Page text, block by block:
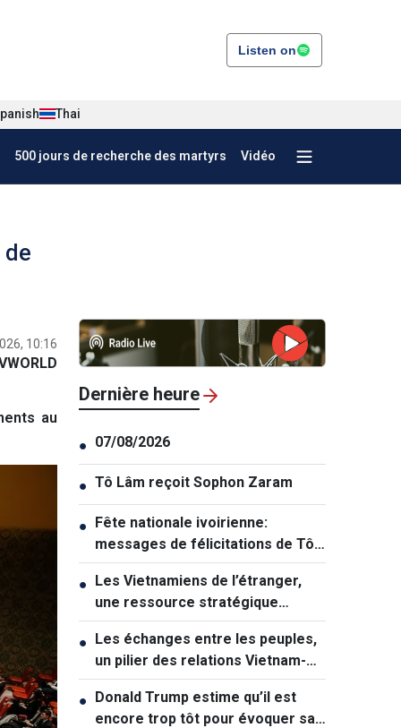
Listen on
Thai
500 jours de recherche des martyrs Vidéo
de
10:16
au
Dernière heure
● 07/08/2026
● Tô Lâm reçoit Sophon Zaram
● Fête nationale ivoirienne:
messages de félicitations de Tô
Lâm et de Lê Hoài Trung
● Les Vietnamiens de l’étranger,
une ressource stratégique
majeure contribuant au
renforcement de la puissance
nationale
● Les échanges entre les peuples,
un pilier des relations Vietnam-
Australie
● Donald Trump estime qu’il est
encore trop tôt pour évoquer sa